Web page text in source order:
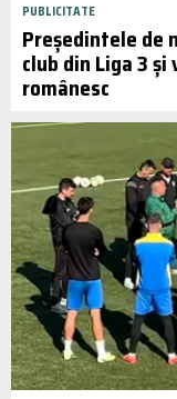
PUBLICITATE
Președintele de
club din Liga 3
românesc